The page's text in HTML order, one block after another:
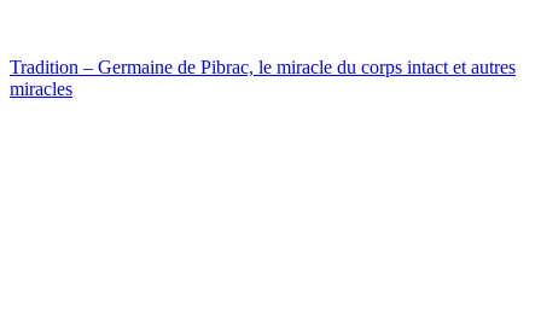
Tradition – Germaine de Pibrac, le miracle du corps intact et autres
miracles